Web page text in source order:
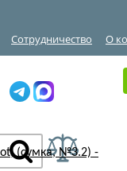
Сотрудничество О